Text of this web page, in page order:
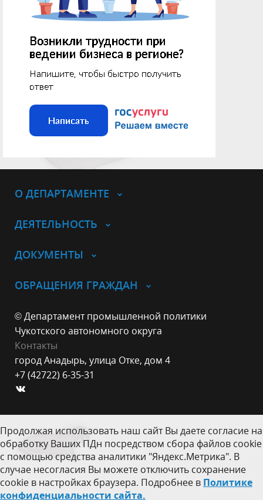
О ДЕПАРТАМЕНТЕ
ДЕЯТЕЛЬНОСТЬ
ДОКУМЕНТЫ
ОБРАЩЕНИЯ ГРАЖДАН
© Департамент промышленной политики
Чукотского автономного округа
Контакты
город Анадырь, улица Отке, дом 4
+7 (42722) 6-35-31
Продолжая использовать наш сайт Вы даете согласие на
обработку Ваших ПДн посредством сбора файлов cookie
с помощью средства аналитики "Яндекс.Метрика". В
случае несогласия Вы можете отключить сохранение
cookie в настройках браузера. Подробнее в Политике
конфиденциальности сайта.